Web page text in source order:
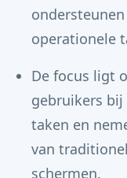
operationele
De focus ligt
gebruikers bij
taken en
van
schermen.